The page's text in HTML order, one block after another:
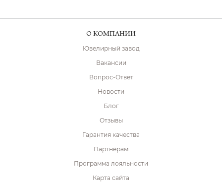
О КОМПАНИИ
Ювелирный завод
Вакансии
Вопрос-Ответ
Новости
Блог
Отзывы
Гарантия качества
Партнёрам
Программа лояльности
Карта сайта